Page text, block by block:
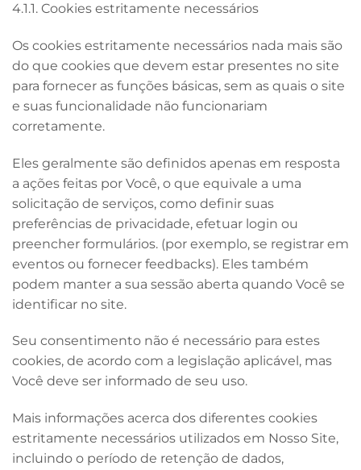
4.1.1. Cookies estritamente necessários
Os cookies estritamente necessários nada mais são
do que cookies que devem estar presentes no site
para fornecer as funções básicas, sem as quais o site
e suas funcionalidade não funcionariam
corretamente.
Eles geralmente são definidos apenas em resposta
a ações feitas por Você, o que equivale a uma
solicitação de serviços, como definir suas
preferências de privacidade, efetuar login ou
preencher formulários. (por exemplo, se registrar em
eventos ou fornecer feedbacks). Eles também
podem manter a sua sessão aberta quando Você se
identificar no site.
Seu consentimento não é necessário para estes
cookies, de acordo com a legislação aplicável, mas
Você deve ser informado de seu uso.
Mais informações acerca dos diferentes cookies
estritamente necessários utilizados em Nosso Site,
incluindo o período de retenção de dados,